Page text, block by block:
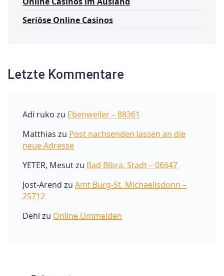
Seriöse Online Casinos
Letzte Kommentare
Adi ruko zu Ebenweiler – 88361
Matthias zu Post nachsenden lassen an die
neue Adresse
YETER, Mesutzu Bad Bibra, Stadt – 06647
Jost-Arend zu Amt Burg-St. Michaelisdonn –
25712
Dehl zu Online Ummelden